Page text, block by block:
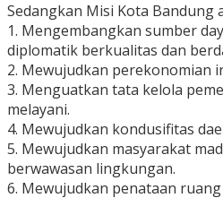
Sedangkan Misi Kota Bandung
1. Mengembangkan sumber
diplomatik berkualitas dan
2. Mewujudkan perekonomian
3. Menguatkan tata kelola
melayani.
4. Mewujudkan kondusifitas
5. Mewujudkan masyarakat
berwawasan lingkungan.
6. Mewujudkan penataan